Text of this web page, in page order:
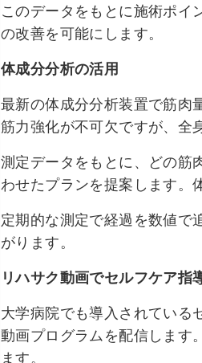
このデータをもとに施術ポイ
の改善を可能にします。
体成分分析の活用
最新の体成分分析装置で筋肉
筋力強化が不可欠ですが、全
測定データをもとに、どの筋
わせたプランを提案します。
定期的な測定で経過を数値で
がります。
リハサク動画でセルフケア指
大学病院でも導入されている
動画プログラムを配信します
ます。